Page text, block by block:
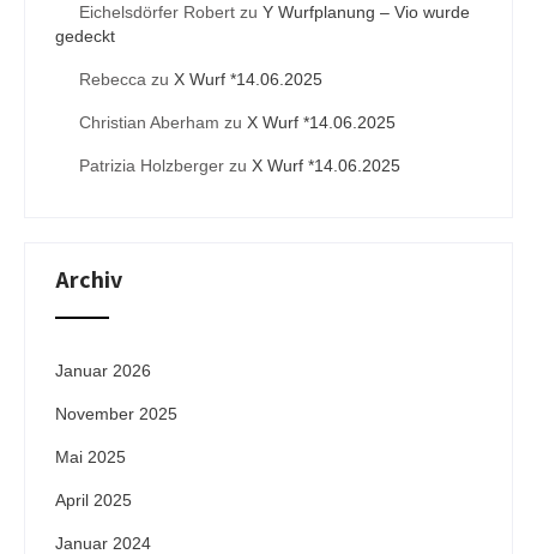
Eichelsdörfer Robert zu Y Wurfplanung – Vio wurde
gedeckt
Rebecca zu X Wurf *14.06.2025
Christian Aberham zu X Wurf *14.06.2025
Patrizia Holzberger zu X Wurf *14.06.2025
Archiv
Januar 2026
November 2025
Mai 2025
April 2025
Januar 2024